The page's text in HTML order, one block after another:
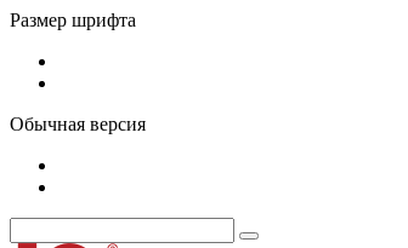
Размер шрифта
Обычная версия